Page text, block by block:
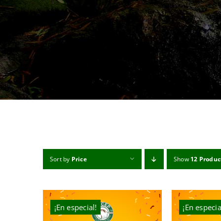
Sort by Price Show 12
¡En especial! ¡En